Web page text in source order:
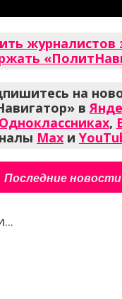
журналистов
на
в
Одноклассниках,
Max и
Последние новости